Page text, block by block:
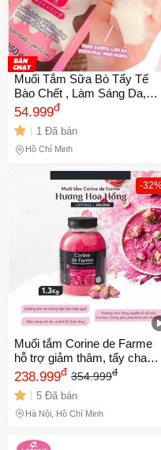
Muối Tắm Sữa Bò Tẩy Tế
Bào Chết , Làm Sáng Da,
Dưỡng Da Mịn Màng A
Bonne Spa Salt Thái Lan
350g
54.999đ
1 Đã bán
Hồ Chí Minh
-
Muối tắm Corine de Farme
hỗ trợ giảm thâm, tẩy cha
chết dưỡng trắng sáng da
1.3Kg hương vani, oải
hương, hoa hồng
238.999đ 354.999đ
5 Đã bán
Hà Nội, Hồ Chí Minh